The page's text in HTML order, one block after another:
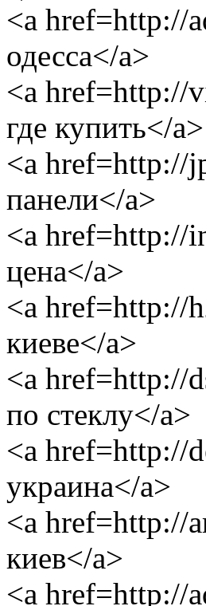
<a href=http://
одесса</a>
<a href=http://
где купить</a>
<a href=http://
панели</a>
<a href=http://
цена</a>
<a href=http://
киеве</a>
<a href=http://
по стеклу</a>
<a href=http://
украина</a>
<a href=http://
киев</a>
<a href=http://